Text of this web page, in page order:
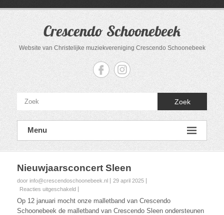
Crescendo Schoonebeek
Website van Christelijke muziekvereniging Crescendo Schoonebeek
Zoek
Menu
Nieuwjaarsconcert Sleen
door info@crescendoschoonebeek.nl
29 april 2025
Reacties uitgeschakeldvoor
Nieuwjaarsconcert
Op 12 januari mocht onze malletband van Crescendo
Schoonebeek de malletband van Crescendo Sleen ondersteunen